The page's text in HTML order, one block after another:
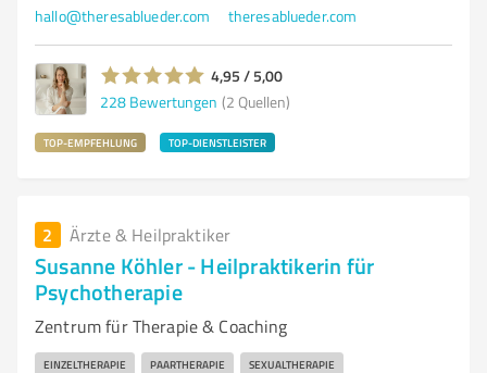
hallo@theresablueder.com theresablueder.com
4,95 / 5,00
228 Bewertungen (2 Quellen)
TOP-EMPFEHLUNG TOP-DIENSTLEISTER
2 Ärzte & Heilpraktiker
Susanne Köhler - Heilpraktikerin für
Psychotherapie
Zentrum für Therapie & Coaching
EINZELTHERAPIE PAARTHERAPIE SEXUALTHERAPIE